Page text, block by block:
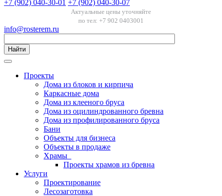
+7 (902) 040-30-01 +7 (902) 040-30-07
Актуальные цены уточняйте
по тел: +7 902 0403001
info@rosterem.ru
Найти
Проекты
Дома из блоков и кирпича
Каркасные дома
Дома из клееного бруса
Дома из оцилиндрованного бревна
Дома из профилированного бруса
Бани
Объекты для бизнеса
Объекты в продаже
Храмы
Проекты храмов из бревна
Услуги
Проектирование
Лесозаготовка